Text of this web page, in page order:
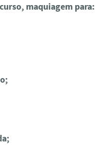
maquiagem para: